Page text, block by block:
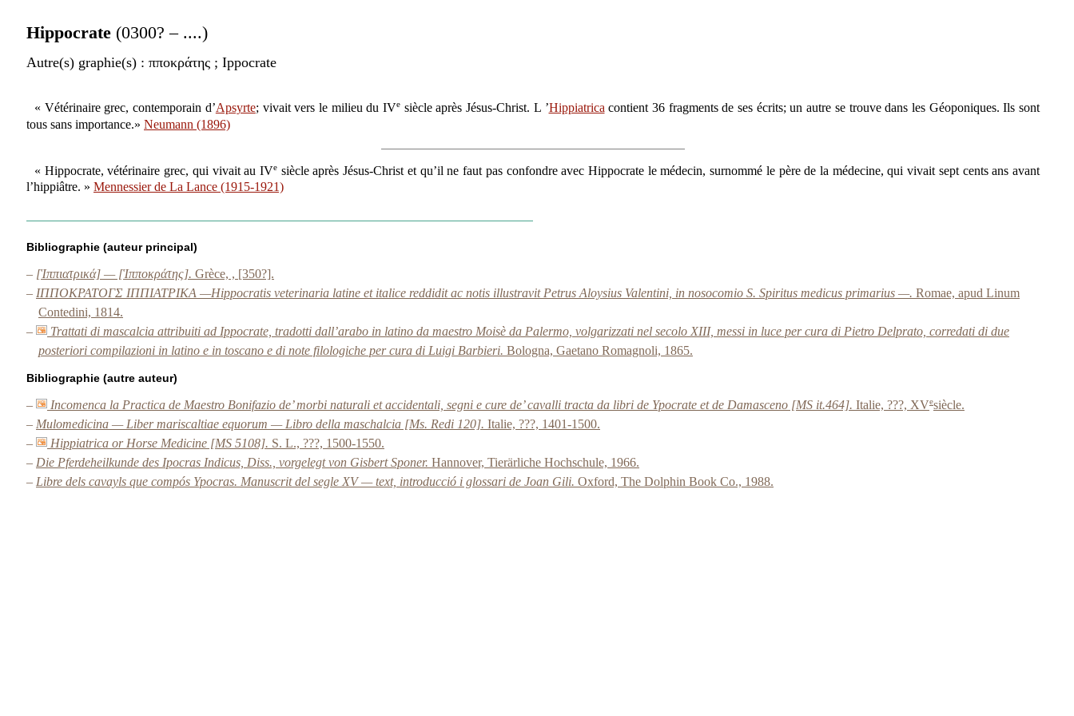
Hippocrate (0300? – ....)
Autre(s) graphie(s) : πποκράτης ; Ippocrate
« Vétérinaire grec, contemporain d’Apsyrte; vivait vers le milieu du IVe siècle après Jésus-Christ. L ’Hippiatricacontient 36 fragments de ses écrits; un autre se trouve dans les Géoponiques. Ils sont
tous sans importance.» Neumann (1896)
« Hippocrate, vétérinaire grec, qui vivait au IVe siècle après Jésus-Christ et qu’il ne faut pas confondre avec Hippocrate le médecin, surnommé le père de la médecine, qui vivait sept cents ans avant
l’hippiâtre. » Mennessier de La Lance (1915-1921)
Bibliographie (auteur principal)
– [Ἱππιατρικά] — [Ἱπποκράτης]. Grèce, , [350?].
– ΙΠΠΟΚΡΑΤΟΓΣ ΙΠΠΙΑΤΡΙΚΑ —Hippocratis veterinaria latine et italice reddidit ac notis illustravit Petrus Aloysius Valentini, in nosocomio S. Spiritus medicus primarius —. Romae, apud Linum
Contedini, 1814.
–
Trattati di mascalcia attribuiti ad Ippocrate, tradotti dall’arabo in latino da maestro Moisè da Palermo, volgarizzati nel secolo XIII, messi in luce per cura di Pietro Delprato, corredati di due
posteriori compilazioni in latino e in toscano e di note filologiche per cura di Luigi Barbieri. Bologna, Gaetano Romagnoli, 1865.
Bibliographie (autre auteur)
– Incomenca la Practica de Maestro Bonifazio de’ morbi naturali et accidentali, segni e cure de’ cavalli tracta da libri de Ypocrate et de Damasceno [MS it.464]. Italie, ???, XVesiècle.
– Mulomedicina — Liber mariscaltiae equorum — Libro della maschalcia [Ms. Redi 120]. Italie, ???, 1401-1500.
–
Hippiatrica or Horse Medicine [MS 5108]. S. L., ???, 1500-1550.
– Die Pferdeheilkunde des Ipocras Indicus, Diss., vorgelegt von Gisbert Sponer. Hannover, Tierärliche Hochschule, 1966.
– Libre dels cavayls que compós Ypocras. Manuscrit del segle XV — text, introducció i glossari de Joan Gili. Oxford, The Dolphin Book Co., 1988.